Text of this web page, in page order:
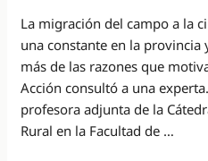
La migración del campo a la
una constante en la provincia
más de las razones que
Acción consultó a una
profesora adjunta de la
Rural en la Facultad de …